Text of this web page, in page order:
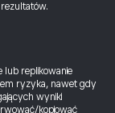
lub replikowanie
ryzyka, nawet gdy
wyniki
kopiować